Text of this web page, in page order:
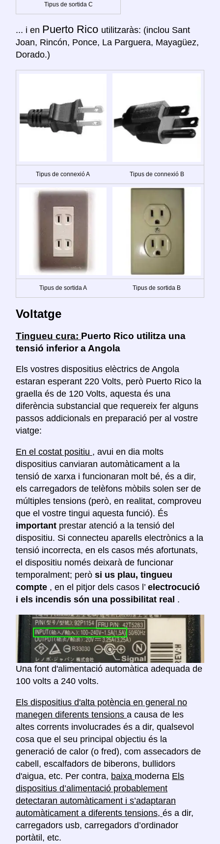
Tipus de sortida C
... i en Puerto Rico utilitzaràs: (inclou Sant
Joan, Rincón, Ponce, La Parguera, Mayagüez,
Dorado.)
Tipus de connexió A Tipus de connexió B
Tipus de sortida A Tipus de sortida B
Voltatge
Tingueu cura: Puerto Rico utilitza una
tensió inferior a Angola
Els vostres dispositius elèctrics de Angola
estaran esperant 220 Volts, però Puerto Rico la
graella és de 120 Volts, aquesta és una
diferència substancial que requereix fer alguns
passos addicionals en preparació per al vostre
viatge:
En el costat positiu , avui en dia molts
dispositius canviaran automàticament a la
tensió de xarxa i funcionaran molt bé, és a dir,
els carregadors de telèfons mòbils solen ser de
múltiples tensions (però, en realitat, comproveu
que el vostre tingui aquesta funció). És
important prestar atenció a la tensió del
dispositiu. Si connecteu aparells electrònics a la
tensió incorrecta, en els casos més afortunats,
el dispositiu només deixarà de funcionar
temporalment; però si us plau, tingueu
compte , en el pitjor dels casos l’ electrocució
i els incendis són una possibilitat real .
Una font d'alimentació automàtica adequada de
100 volts a 240 volts.
Els dispositius d'alta potència en general no
manegen diferents tensions a causa de les
altes corrents involucrades és a dir, qualsevol
cosa que el seu principal objectiu és la
generació de calor (o fred), com assecadors de
cabell, escalfadors de biberons, bullidors
d'aigua, etc. Per contra, baixa moderna Els
dispositius d’alimentació probablement
detectaran automàticament i s’adaptaran
automàticament a diferents tensions, és a dir,
carregadors usb, carregadors d’ordinador
portàtil, etc.